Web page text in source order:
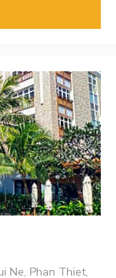
Ne, Phan Thiet,